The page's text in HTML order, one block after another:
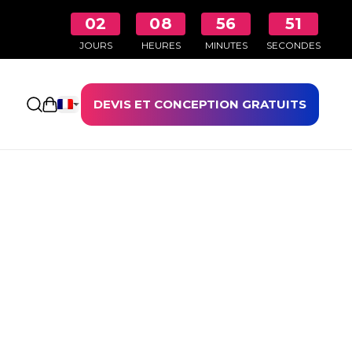
02
JOURS
08
HEURES
56
MINUTES
51
SECONDES
Ouvrir le panierDEVIS ET CONCEPTION GRATUITS